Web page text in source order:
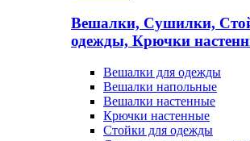
Вешалки, Сушилки,
одежды, Крючки
Вешалки для одежды
Вешалки напольные
Вешалки настенные
Крючки настенные
Стойки для одежды